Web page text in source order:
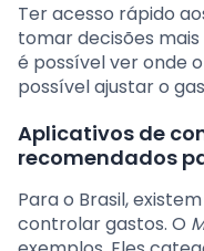
Ter acesso rápido
tomar decisões
é possível ver onde
possível ajustar o
Aplicativos de
recomendados
Para o Brasil,
controlar gastos. O